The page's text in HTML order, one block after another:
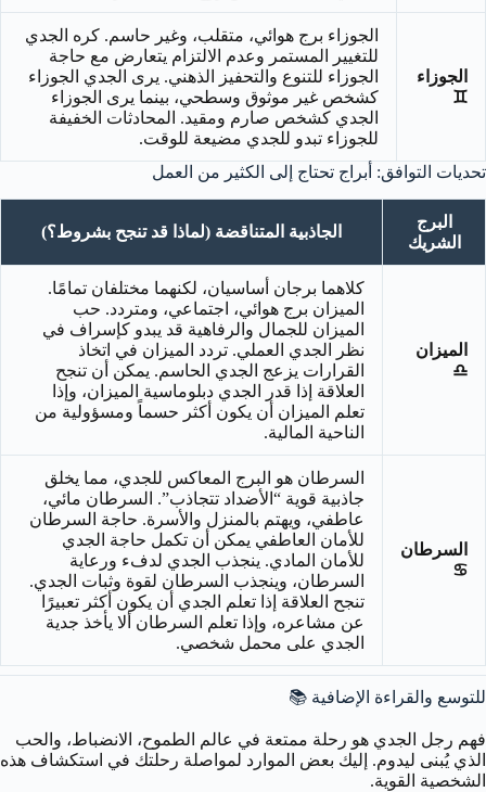
الجوزاء
♊
الجوزاء برج هوائي، متقلب، وغير حاسم. كره الجدي
للتغيير المستمر وعدم الالتزام يتعارض مع حاجة
الجوزاء للتنوع والتحفيز الذهني. يرى الجدي الجوزاء
كشخص غير موثوق وسطحي، بينما يرى الجوزاء
الجدي كشخص صارم ومقيد. المحادثات الخفيفة
للجوزاء تبدو للجدي مضيعة للوقت.
تحديات التوافق: أبراج تحتاج إلى الكثير من العمل
البرج
الشريك
الجاذبية المتناقضة (لماذا قد تنجح بشروط؟)
الميزان
♎
كلاهما برجان أساسيان، لكنهما مختلفان تمامًا.
الميزان برج هوائي، اجتماعي، ومتردد. حب
الميزان للجمال والرفاهية قد يبدو كإسراف في
نظر الجدي العملي. تردد الميزان في اتخاذ
القرارات يزعج الجدي الحاسم. يمكن أن تنجح
العلاقة إذا قدر الجدي دبلوماسية الميزان، وإذا
تعلم الميزان أن يكون أكثر حسماً ومسؤولية من
الناحية المالية.
السرطان
♋
السرطان هو البرج المعاكس للجدي، مما يخلق
جاذبية قوية “الأضداد تتجاذب”. السرطان مائي،
عاطفي، ويهتم بالمنزل والأسرة. حاجة السرطان
للأمان العاطفي يمكن أن تكمل حاجة الجدي
للأمان المادي. ينجذب الجدي لدفء ورعاية
السرطان، وينجذب السرطان لقوة وثبات الجدي.
تنجح العلاقة إذا تعلم الجدي أن يكون أكثر تعبيرًا
عن مشاعره، وإذا تعلم السرطان ألا يأخذ جدية
الجدي على محمل شخصي.
للتوسع والقراءة الإضافية 📚
فهم رجل الجدي هو رحلة ممتعة في عالم الطموح، الانضباط، والحب
الذي يُبنى ليدوم. إليك بعض الموارد لمواصلة رحلتك في استكشاف هذه
الشخصية القوية.